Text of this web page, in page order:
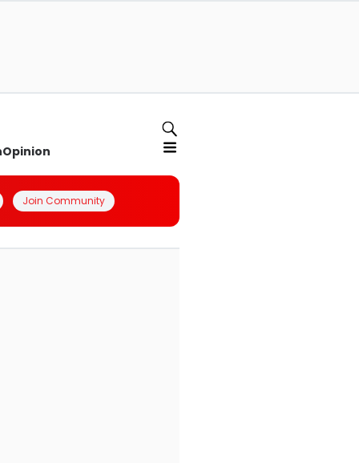
Opinion
Join Community